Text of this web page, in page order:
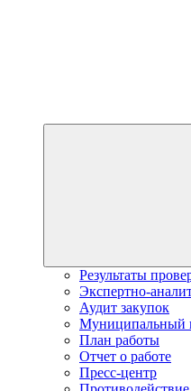
Результаты
Экспертно-
Аудит закупок
Муниципальный
План работы
Отчет о работе
Пресс-центр